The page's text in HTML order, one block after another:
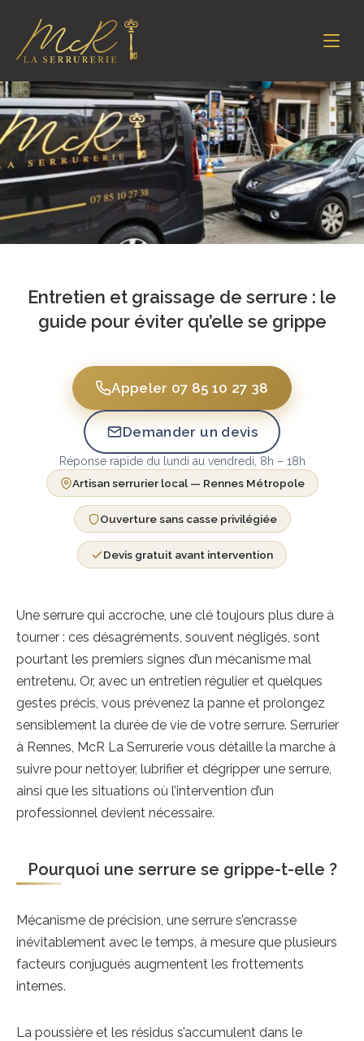
Entretien et graissage de serrure : le
guide pour éviter qu’elle se grippe
Appeler 07 85 10 27 38
Demander un devis
Réponse rapide du lundi au vendredi, 8h – 18h
Artisan serrurier local — Rennes Métropole
Ouverture sans casse privilégiée
Devis gratuit avant intervention
Une serrure qui accroche, une clé toujours plus dure à
tourner : ces désagréments, souvent négligés, sont
pourtant les premiers signes d’un mécanisme mal
entretenu. Or, avec un entretien régulier et quelques
gestes précis, vous prévenez la panne et prolongez
sensiblement la durée de vie de votre serrure. Serrurier
à Rennes, McR La Serrurerie vous détaille la marche à
suivre pour nettoyer, lubrifier et dégripper une serrure,
ainsi que les situations où l’intervention d’un
professionnel devient nécessaire.
Pourquoi une serrure se grippe-t-elle ?
Mécanisme de précision, une serrure s’encrasse
inévitablement avec le temps, à mesure que plusieurs
facteurs conjugués augmentent les frottements
internes.
La poussière et les résidus s’accumulent dans le